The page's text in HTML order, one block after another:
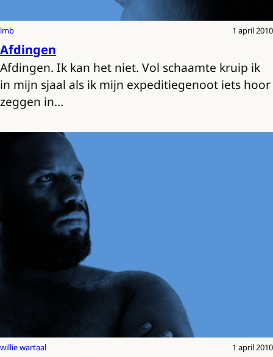
lmb 1 april 2010
Afdingen
Afdingen. Ik kan het niet. Vol schaamte kruip ik
in mijn sjaal als ik mijn expeditiegenoot iets hoor
zeggen in…
willie wartaal 1 april 2010